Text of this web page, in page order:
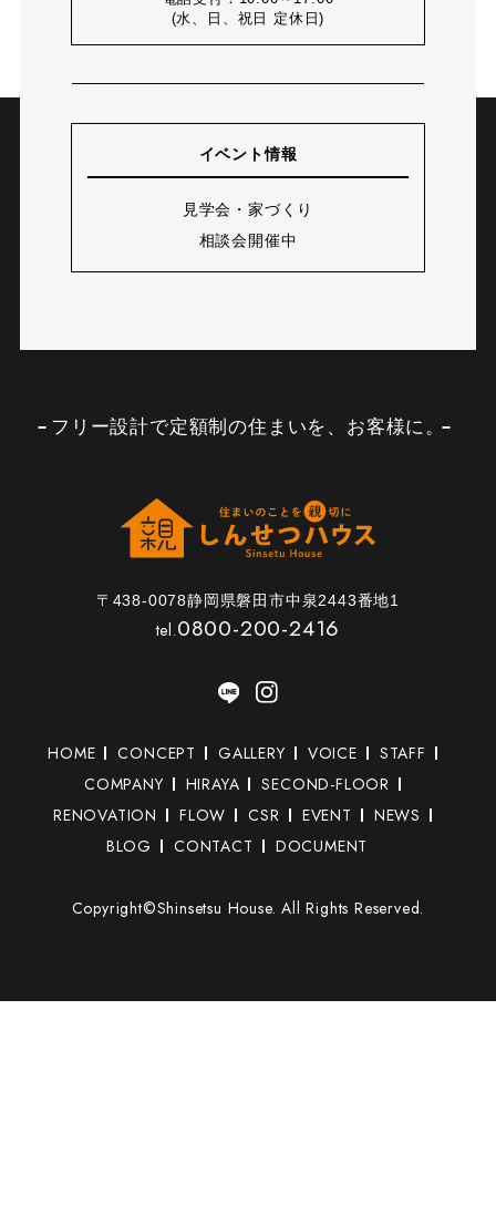
(水、日、祝日 定休日)
イベント情報
見学会・家づくり
相談会開催中
フリー設計で定額制の住まいを、お客様に。
〒438-0078静岡県磐田市中泉2443番地1
tel.0800-200-2416
HOME CONCEPT GALLERY VOICE
STAFF
COMPANY
HIRAYA
SECOND-FLOOR
RENOVATION
FLOW CSR EVENT
NEWS
BLOG
CONTACT DOCUMENT
Copyright©Shinsetsu House. All Rights Reserved.